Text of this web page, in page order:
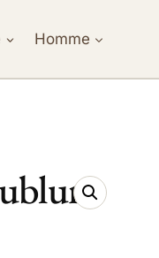
Homme